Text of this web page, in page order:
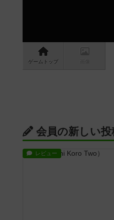
ゲーム トップ
会員の新しい投
レビュー